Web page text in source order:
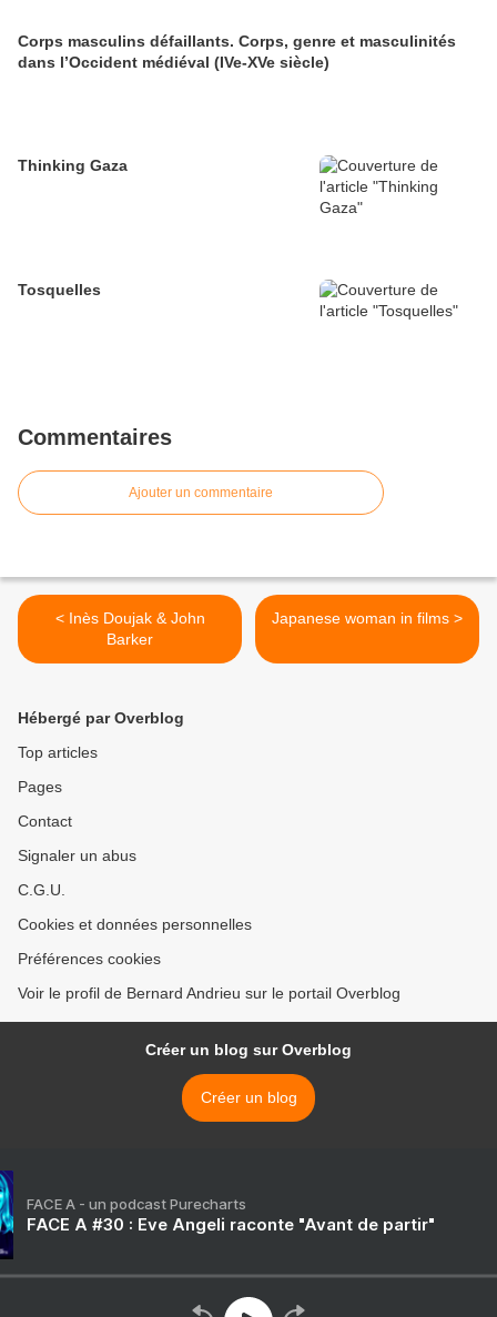
Corps masculins défaillants. Corps, genre et masculinités
dans l’Occident médiéval (IVe-XVe siècle)
Thinking Gaza
Tosquelles
Commentaires
Ajouter un commentaire
< Inès Doujak & John
Barker
Japanese woman in films >
Hébergé par Overblog
Top articles
Pages
Contact
Signaler un abus
C.G.U.
Cookies et données personnelles
Préférences cookies
Voir le profil de Bernard Andrieu sur le portail Overblog
Créer un blog sur Overblog
Créer un blog
FACE A - un podcast Purecharts
FACE A #30 : Eve Angeli raconte "Avant de partir"